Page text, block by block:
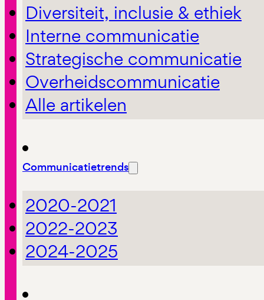
Diversiteit, inclusie & ethiek
Interne communicatie
Strategische communicatie
Overheidscommunicatie
Alle artikelen
Communicatietrends
2020-2021
2022-2023
2024-2025